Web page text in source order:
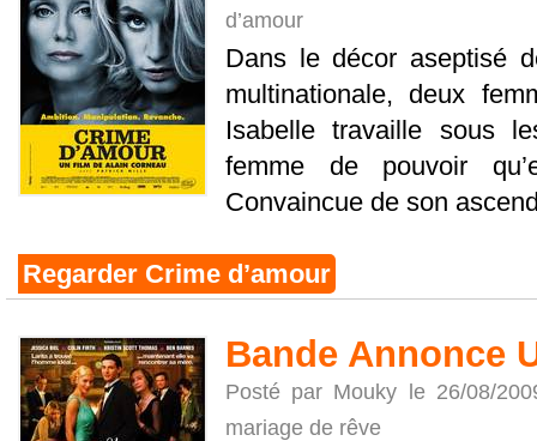
d’amour
Dans le décor aseptisé
multinationale, deux
Isabelle travaille sous
femme de pouvoir
Convaincue de son
Regarder Crime d’amour
Bande Annonce
Posté par Mouky le 26/08/
mariage de rêve